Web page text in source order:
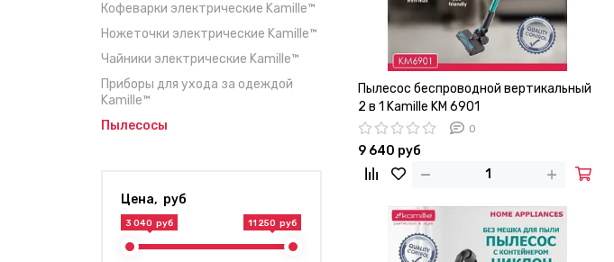
Кофеварки электрические Kamille™
Ножеточки электрические Kamille™
Чайники электрические Kamille™
Приборы для ухода за одеждой
Kamille™
Пылесосы
Цена, руб
3 040 руб 11 250 руб
Пылесос беспроводной вертикальный
2 в 1 Kamille KM 6901
0
9 640 руб